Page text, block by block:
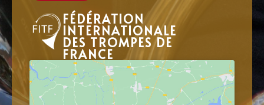
FÉDÉRATION
INTERNATIONALE
DES TROMPES DE
FRANCE